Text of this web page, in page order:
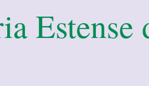
Estense